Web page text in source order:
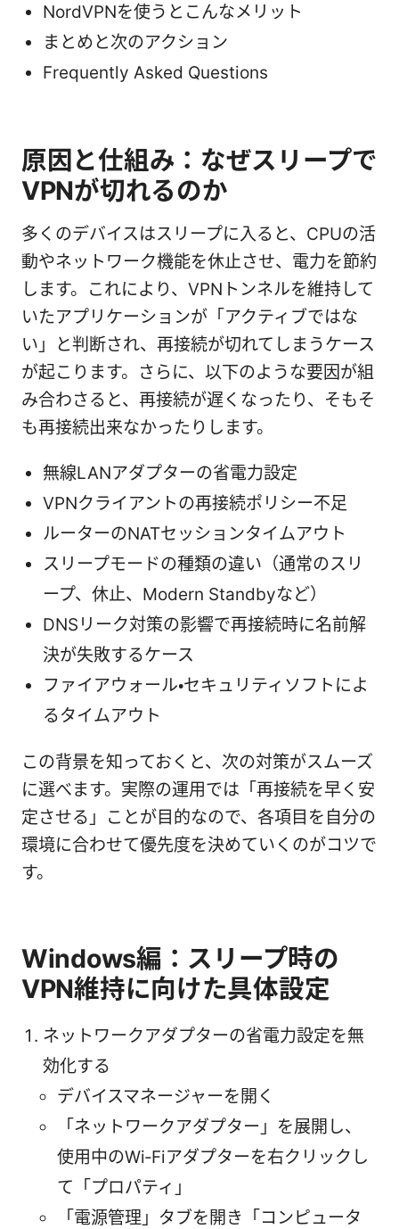
NordVPNを使うとこんなメリット
まとめと次のアクション
Frequently Asked Questions
原因と仕組み：なぜスリープで
VPNが切れるのか
多くのデバイスはスリープに入ると、CPUの活
動やネットワーク機能を休止させ、電力を節約
します。これにより、VPNトンネルを維持して
いたアプリケーションが「アクティブではな
い」と判断され、再接続が切れてしまうケース
が起こります。さらに、以下のような要因が組
み合わさると、再接続が遅くなったり、そもそ
も再接続出来なかったりします。
無線LANアダプターの省電力設定
VPNクライアントの再接続ポリシー不足
ルーターのNATセッションタイムアウト
スリープモードの種類の違い（通常のスリ
ープ、休止、Modern Standbyなど）
DNSリーク対策の影響で再接続時に名前解
決が失敗するケース
ファイアウォール・セキュリティソフトによ
るタイムアウト
この背景を知っておくと、次の対策がスムーズ
に選べます。実際の運用では「再接続を早く安
定させる」ことが目的なので、各項目を自分の
環境に合わせて優先度を決めていくのがコツで
す。
Windows編：スリープ時の
VPN維持に向けた具体設定
ネットワークアダプターの省電力設定を無
効化する
デバイスマネージャーを開く
「ネットワークアダプター」を展開し、
使用中のWi‑Fiアダプターを右クリックし
て「プロパティ」
「電源管理」タブを開き「コンピュータ